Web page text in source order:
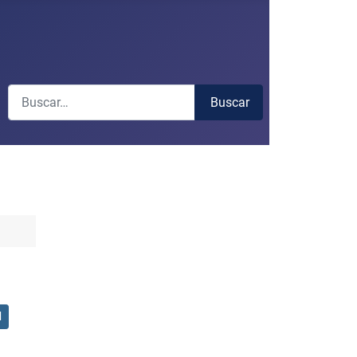
Buscar
Buscar